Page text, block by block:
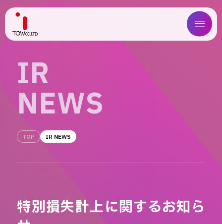
ABOUT US
WORKS
COMPANY
IR
IR
NEWS
TOP IR NEWS
特別損失計上に関するお知ら